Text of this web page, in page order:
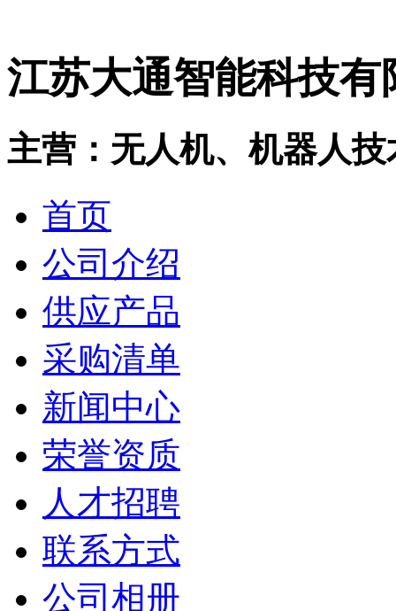
江苏大通智能科技有
主营：无人机、机器人
首页
公司介绍
供应产品
采购清单
新闻中心
荣誉资质
人才招聘
联系方式
公司相册